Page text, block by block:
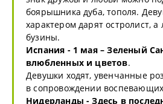
боярышника дуба, тополя.
характером дарят остролист, а
бузины.
Испания - 1 мая – Зеленый
влюбленных и цветов.
Девушки ходят, увенчанные
в сопровождении
Нидерланды - Здесь в